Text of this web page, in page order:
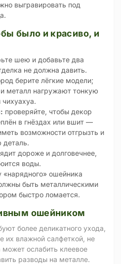
выгравировать под
было и красиво, и
шею и добавьте два
не должна давить.
берите лёгкие модели;
металл нагружают тонкую
проверяйте, чтобы декор
в гнёздах или вшит —
возможности отгрызть и
деталь.
дороже и долговечнее,
воды.
«нарядного» ошейника
быть металлическими
быстро ломается.
ошейником
более деликатного ухода,
их влажной салфеткой, не
ослабить клеевое
разводы на металле.